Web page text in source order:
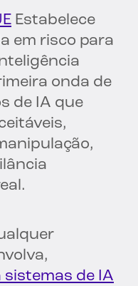
Estabelece
em risco para
onda de
de IA que
de IA